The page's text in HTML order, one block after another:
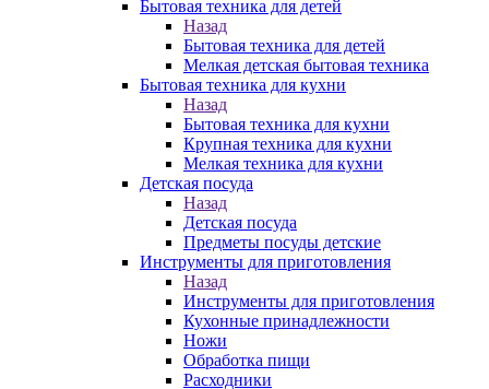
Бытовая техника для детей
Назад
Бытовая техника для детей
Мелкая детская бытовая техника
Бытовая техника для кухни
Назад
Бытовая техника для кухни
Крупная техника для кухни
Мелкая техника для кухни
Детская посуда
Назад
Детская посуда
Предметы посуды детские
Инструменты для приготовления
Назад
Инструменты для приготовления
Кухонные принадлежности
Ножи
Обработка пищи
Расходники